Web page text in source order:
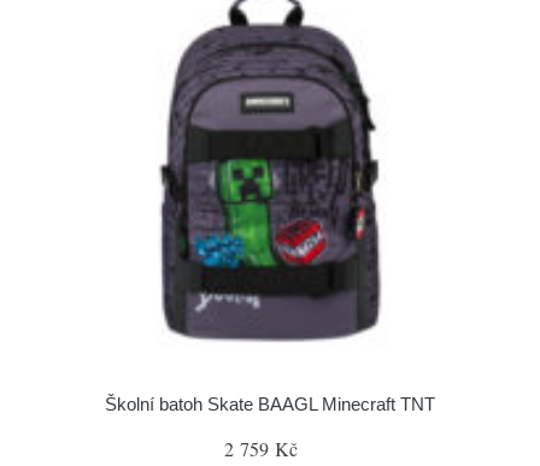
Školní batoh Skate BAAGL Minecraft TNT
2 759 Kč